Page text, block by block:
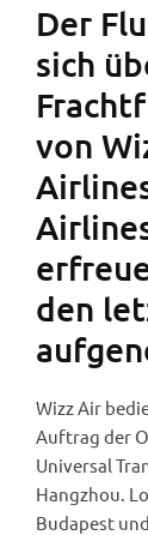
Der
sich
von
den
Wizz Air
Auftrag der
Universal
Hangzhou.
Budapest